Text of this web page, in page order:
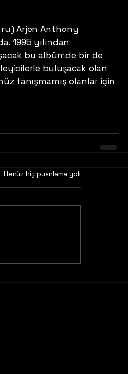
1995 yılından
bu albümde bir de
buluşacak olan
tanışmamış olanlar için
yıldız
Henüz hiç puanlama yok